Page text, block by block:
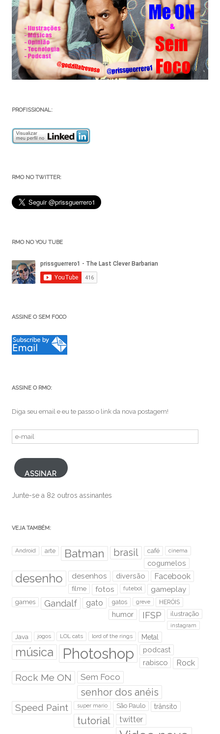
PROFISSIONAL:
RMO NO TWITTER:
RMO NO YOU TUBE
ASSINE O SEM FOCO
ASSINE O RMO:
Diga seu email e eu te passo o link da nova postagem!
e-
ASSINAR
Junte-se a 82 outros assinantes
VEJA TAMBÉM:
Android arte Batman brasil café cinema
cogumelos
desenho desenhos diversão Facebook
filme fotos futebol gameplay
games Gandalf gato gatos greve HERÓIS
humor IFSP ilustração
instagram
Java jogos LOL cats lord of the rings Metal
música Photoshop
podcast
rabisco
Rock
Rock Me ON Sem Foco
senhor dos anéis
Speed Paint super mario São Paulo trânsito
tutorial twitter